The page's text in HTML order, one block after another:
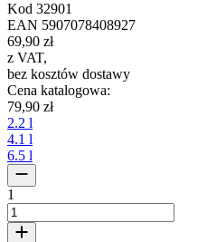
Kod 32901
EAN 5907078408927
69,90 zł
z VAT,
bez kosztów dostawy
Cena katalogowa:
79,90 zł
2.2 l
4.1 l
6.5 l
1